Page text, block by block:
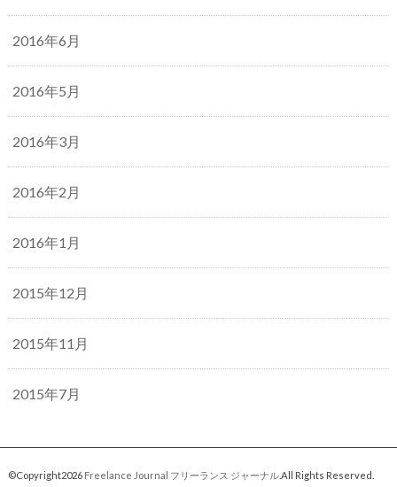
2016年6月
2016年5月
2016年3月
2016年2月
2016年1月
2015年12月
2015年11月
2015年7月
©Copyright2026 Freelance Journal フリーランス ジャーナル.All Rights Reserved.